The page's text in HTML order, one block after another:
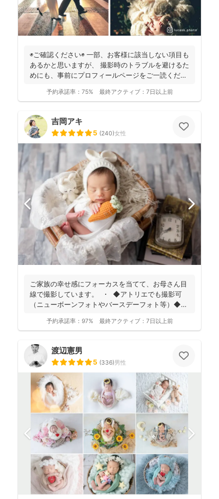
◉ご確認ください◉ 一部、お客様に該当しない項目も
あるかと思いますが、 撮影時のトラブルを避けるた
めにも、事前にプロフィールページをご一読くださ
予約承諾率： 75% 最終アクティブ： 7日以上前
吉岡アキ
5 (240)女性
ご家族の幸せ感にフォーカスを当てて、お母さん目
線で撮影しています。 ・ ◆アトリエでも撮影可
（ニューボーンフォトやバースデーフォト等）◆
予約承諾率： 97% 最終アクティブ： 7日以上前
渡辺憲男
5 (336)男性